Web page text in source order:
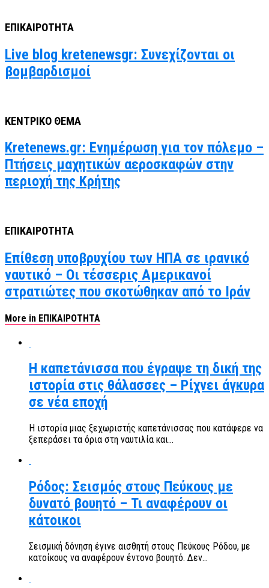
ΕΠΙΚΑΙΡΟΤΗΤΑ
Live blog kretenewsgr: Συνεχίζονται οι
βομβαρδισμοί
ΚΕΝΤΡΙΚΟ ΘΕΜΑ
Kretenews.gr: Ενημέρωση για τον πόλεμο –
Πτήσεις μαχητικών αεροσκαφών στην
περιοχή της Κρήτης
ΕΠΙΚΑΙΡΟΤΗΤΑ
Επίθεση υποβρυχίου των ΗΠΑ σε ιρανικό
ναυτικό – Οι τέσσερις Αμερικανοί
στρατιώτες που σκοτώθηκαν από το Ιράν
More in ΕΠΙΚΑΙΡΟΤΗΤΑ
Η καπετάνισσα που έγραψε τη δική της
ιστορία στις θάλασσες – Ρίχνει άγκυρα
σε νέα εποχή
Η ιστορία μιας ξεχωριστής καπετάνισσας που κατάφερε να
ξεπεράσει τα όρια στη ναυτιλία και...
Ρόδος: Σεισμός στους Πεύκους με
δυνατό βουητό – Τι αναφέρουν οι
κάτοικοι
Σεισμική δόνηση έγινε αισθητή στους Πεύκους Ρόδου, με
κατοίκους να αναφέρουν έντονο βουητό. Δεν...